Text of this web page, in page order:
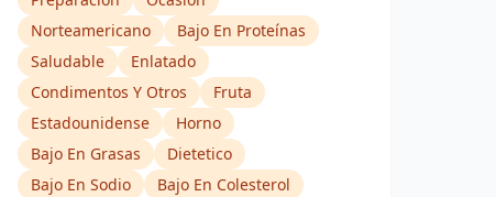
Norteamericano
Bajo En Proteínas
Saludable
Enlatado
Condimentos Y Otros
Fruta
Estadounidense
Horno
Bajo En Grasas
Dietetico
Bajo En Sodio
Bajo En Colesterol